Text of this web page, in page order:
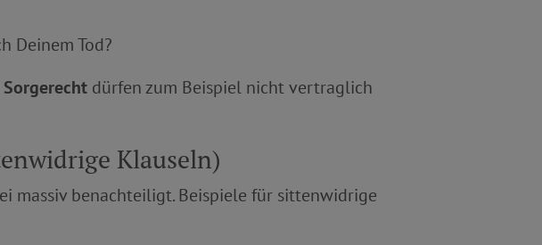
Deinem Tod?
dürfen zum Beispiel nicht vertraglich
Klauseln)
massiv benachteiligt. Beispiele für sittenwidrige